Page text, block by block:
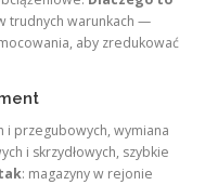
trudnych warunkach —
aby zredukować
i przegubowych, wymiana
i skrzydłowych, szybkie
: magazyny w rejonie